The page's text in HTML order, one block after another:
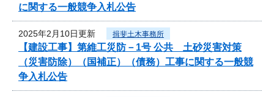
に関する一般競争入札公告
2025年2月10日更新 揖斐土木事務所
【建設工事】第維工災防－1号 公共 土砂災害対策
（災害防除）（国補正）（債務）工事に関する一般競
争入札公告